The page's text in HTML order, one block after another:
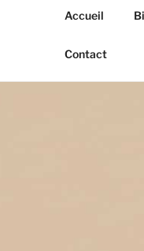
Accueil
Contact